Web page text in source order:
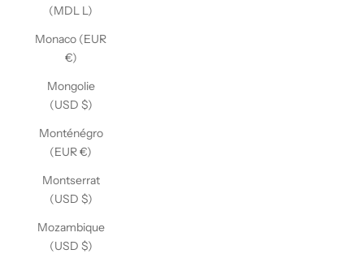
(MDL L)
Monaco (EUR
€)
Mongolie
(USD $)
Monténégro
(EUR €)
Montserrat
(USD $)
Mozambique
(USD $)